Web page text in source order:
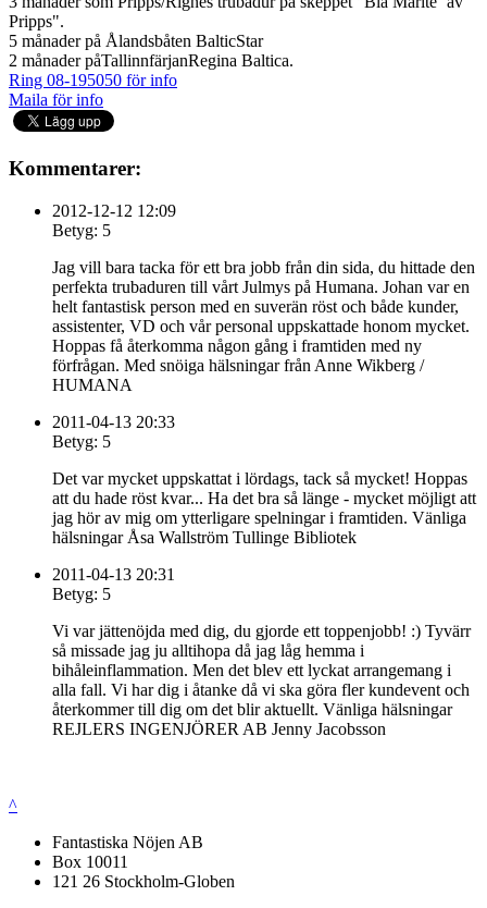
Pripps".
5 månader på Ålandsbåten BalticStar
2 månader påTallinnfärjanRegina Baltica.
Ring 08-195050 för info
Maila för info
Kommentarer:
2012-12-12 12:09
Betyg: 5
Jag vill bara tacka för ett bra jobb från din sida, du hittade den
perfekta trubaduren till vårt Julmys på Humana. Johan var en
helt fantastisk person med en suverän röst och både kunder,
assistenter, VD och vår personal uppskattade honom mycket.
Hoppas få återkomma någon gång i framtiden med ny
förfrågan. Med snöiga hälsningar från Anne Wikberg /
HUMANA
2011-04-13 20:33
Betyg: 5
Det var mycket uppskattat i lördags, tack så mycket! Hoppas
att du hade röst kvar... Ha det bra så länge - mycket möjligt att
jag hör av mig om ytterligare spelningar i framtiden. Vänliga
hälsningar Åsa Wallström Tullinge Bibliotek
2011-04-13 20:31
Betyg: 5
Vi var jättenöjda med dig, du gjorde ett toppenjobb! :) Tyvärr
så missade jag ju alltihopa då jag låg hemma i
bihåleinflammation. Men det blev ett lyckat arrangemang i
alla fall. Vi har dig i åtanke då vi ska göra fler kundevent och
återkommer till dig om det blir aktuellt. Vänliga hälsningar
REJLERS INGENJÖRER AB Jenny Jacobsson
^
Fantastiska Nöjen AB
Box 10011
121 26 Stockholm-Globen